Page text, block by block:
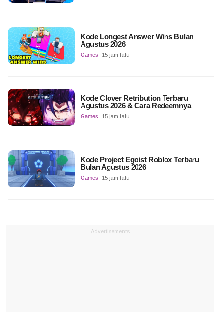
Kode Longest Answer Wins Bulan
Agustus 2026
Games 15 jam lalu
Kode Clover Retribution Terbaru
Agustus 2026 & Cara Redeemnya
Games 15 jam lalu
Kode Project Egoist Roblox Terbaru
Bulan Agustus 2026
Games 15 jam lalu
Advertisements